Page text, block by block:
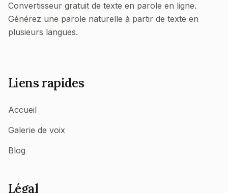
Convertisseur gratuit de texte en parole en ligne.
Générez une parole naturelle à partir de texte en
plusieurs langues.
Liens rapides
Accueil
Galerie de voix
Blog
Légal